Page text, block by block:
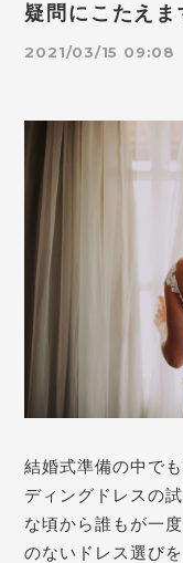
疑問にこたえま
2021/03/15 09:08
結婚式準備の中で
ディングドレスの
な頃から誰もが一
のないドレス選び